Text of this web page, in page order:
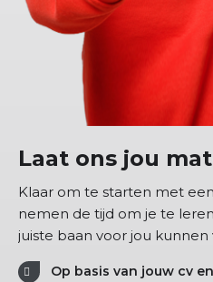
Laat ons jou
Klaar om te starten met
nemen de tijd om je te
juiste baan voor jou kunnen
Op basis van jouw cv